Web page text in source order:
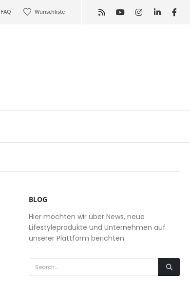
FAQ Wunschliste
BLOG
Hier möchten wir über News, neue
Lifestyleprodukte und Unternehmen auf
unserer Plattform berichten.